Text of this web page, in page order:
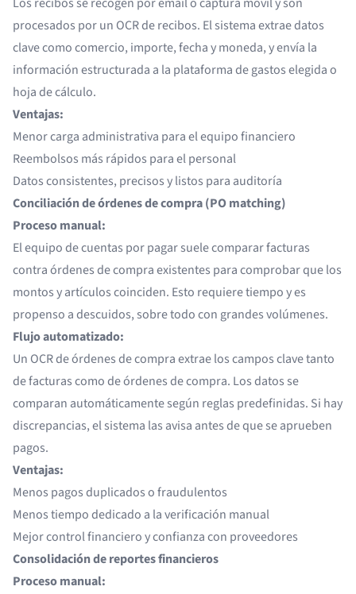
procesados por un OCR de recibos. El sistema extrae datos
clave como comercio, importe, fecha y moneda, y envía la
información estructurada a la plataforma de gastos elegida o
hoja de cálculo.
Ventajas:
Menor carga administrativa para el equipo financiero
Reembolsos más rápidos para el personal
Datos consistentes, precisos y listos para auditoría
Conciliación de órdenes de compra (PO matching)
Proceso manual:
El equipo de cuentas por pagar suele comparar facturas
contra órdenes de compra existentes para comprobar que los
montos y artículos coinciden. Esto requiere tiempo y es
propenso a descuidos, sobre todo con grandes volúmenes.
Flujo automatizado:
Un OCR de órdenes de compraextrae los campos clave tanto
de facturas como de órdenes de compra. Los datos se
comparan automáticamente según reglas predefinidas. Si hay
discrepancias, el sistema las avisa antes de que se aprueben
pagos.
Ventajas:
Menos pagos duplicados o fraudulentos
Menos tiempo dedicado a la verificación manual
Mejor control financiero y confianza con proveedores
Consolidación de reportes financieros
Proceso manual: